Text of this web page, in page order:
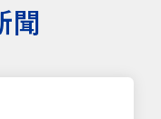
聞